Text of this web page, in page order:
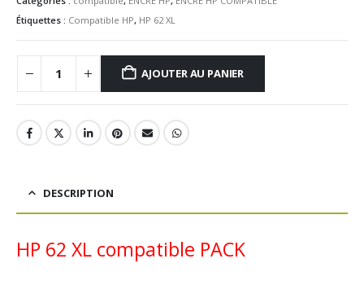
Étiquettes : Compatible HP, HP 62 XL
AJOUTER AU PANIER
DESCRIPTION
HP 62 XL compatible PACK